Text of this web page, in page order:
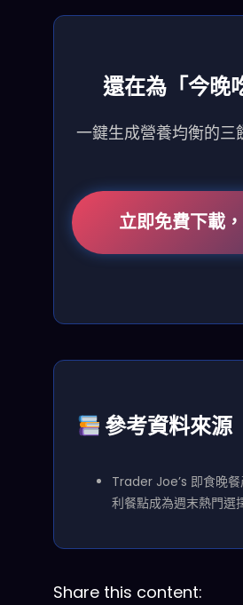
還在為「今晚
一鍵生成營養均衡的
立即免費下載
參考資料來源
Trader Joe’s 即食晚
利餐點成為週末熱門選
Share this content: